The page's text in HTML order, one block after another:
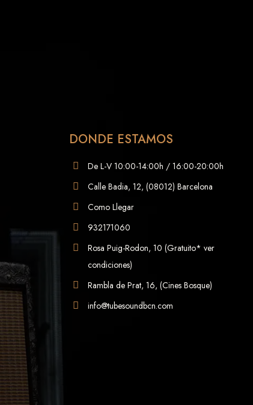
DONDE ESTAMOS
De L-V 10:00-14:00h / 16:00-20:00h
Calle Badia, 12, (08012) Barcelona
Como Llegar
932171060
Rosa Puig-Rodon, 10 (Gratuito* ver
condiciones)
Rambla de Prat, 16, (Cines Bosque)
info@tubesoundbcn.com